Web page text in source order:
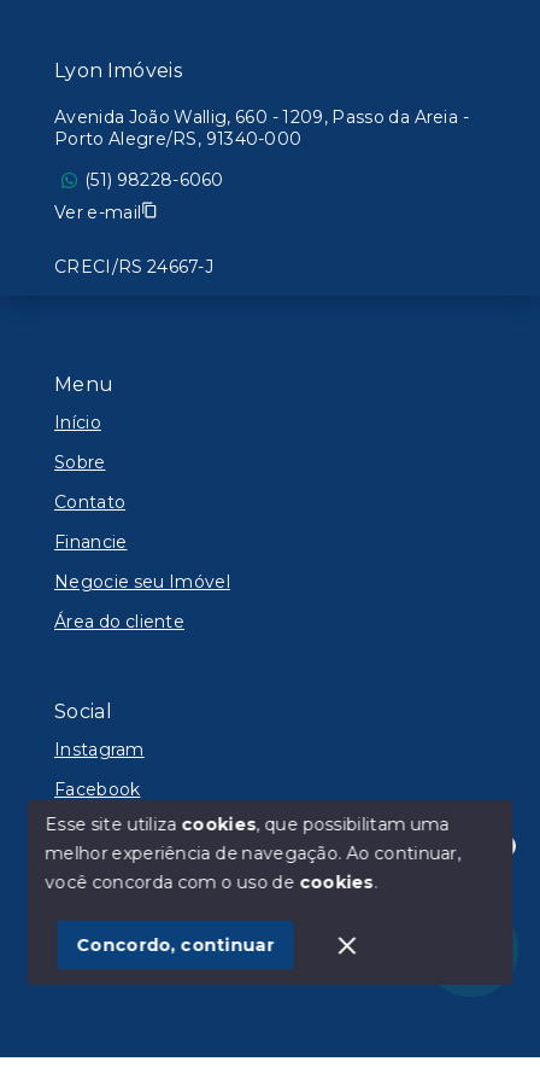
Olá! Estamos disponíveis para te ajudar.
Menu
Início
Sobre
Contato
Financie
Negocie seu Imóvel
Área do cliente
Social
Instagram
Facebook
© Copyright 2026 - Lyon Imóveis - Todos os direitos
SITE PARA IMOBILIARIA
Lyon Imóveis
Avenida João Wallig, 660 - 1209, Passo da Areia -
Porto Alegre/RS, 91340-000
(51) 98228-6060
Ver e-mail
CRECI/RS 24667-J
Esse site utiliza cookies, que possibilitam uma
melhor experiência de navegação.Ao continuar,
você concorda com o uso de cookies.
Concordo, continuar